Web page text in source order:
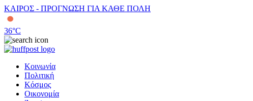
ΚΑΙΡΟΣ - ΠΡΟΓΝΩΣΗ ΓΙΑ ΚΑΘΕ ΠΟΛΗ
36°C
Κοινωνία
Πολιτική
Κόσμος
Οικονομία